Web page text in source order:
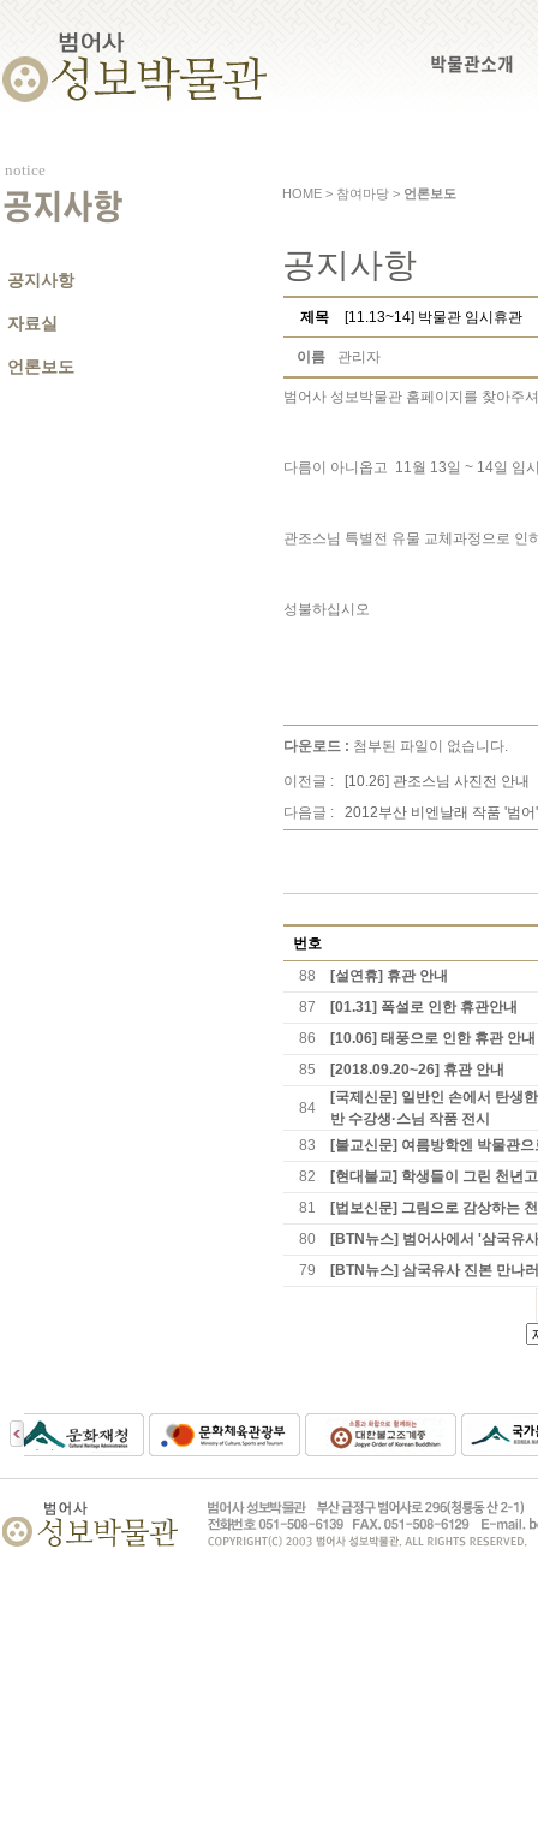
박물관소개
notice
공지사항
공지사항
자료실
언론보도
HOME > 참여마당 > 언론보도
공지사항
제목 [11.13~14] 박물관 임시휴관
이름 관리자
범어사 성보박물관 홈페이지를 찾아주
다름이 아니옵고 11월 13일 ~ 14일 임
관조스님 특별전 유물 교체과정으로 인
성불하십시오
다운로드 : 첨부된 파일이 없습니다.
이전글 :
[10.26] 관조스님 사진전 안내
다음글 : 2012부산 비엔날래 작품 '범
번호
88
[설연휴] 휴관 안내
87
[01.31] 폭설로 인한 휴관안내
86
[10.06] 태풍으로 인한 휴관 안내
85
[2018.09.20~26] 휴관 안내
84
[국제신문] 일반인 손에서 탄생
반 수강생·스님 작품 전시
83
[불교신문] 여름방학엔 박물관
82
[현대불교] 학생들이 그린 천년
81
[법보신문] 그림으로 감상하는
80
[BTN뉴스] 범어사에서 '삼국유
79
[BTN뉴스] 삼국유사 진본 만나